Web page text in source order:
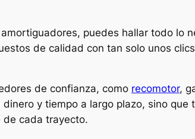
puedes hallar todo lo
de calidad con tan solo unos
de confianza, como recomotor,
y tiempo a largo plazo, sino
de cada trayecto.